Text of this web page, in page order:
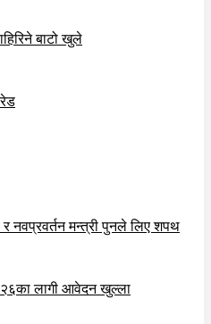
बाटो खुले
नवप्रवर्तन मन्त्री पुनले लिए शपथ
लागी आवेदन खुल्ला